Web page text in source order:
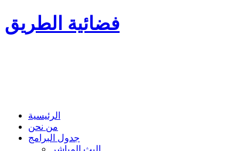
فضائية الطريق
الرئيسية
من نحن
جدول البرامج
البث المباشر